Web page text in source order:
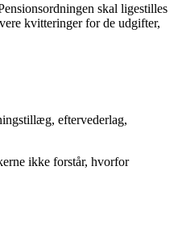
skal ligestilles
kvitteringer for de udgifter,
eftervederlag,
ikke forstår, hvorfor